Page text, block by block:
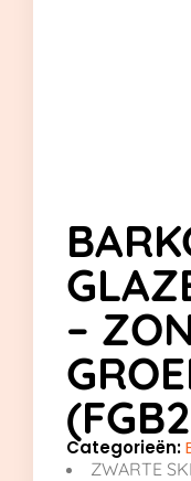
–
Categorieën:
ZWARTE